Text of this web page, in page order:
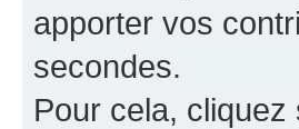
apporter vos
secondes.
Pour cela,